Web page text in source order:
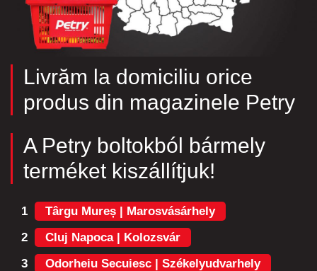
Livrăm la domiciliu orice
produs din magazinele Petry
A Petry boltokból bármely
terméket kiszállítjuk!
1
Târgu Mureș | Marosvásárhely
2
Cluj Napoca | Kolozsvár
3
Odorheiu Secuiesc | Székelyudvarhely